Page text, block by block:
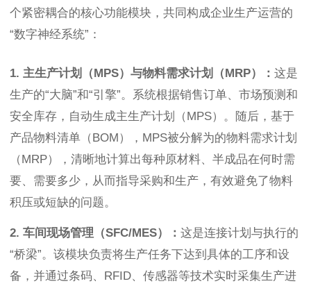
个紧密耦合的核心功能模块，共同构成企业生产运营的
“数字神经系统”：
1. 主生产计划（MPS）与物料需求计划（MRP）： 这是
生产的“大脑”和“引擎”。系统根据销售订单、市场预测和
安全库存，自动生成主生产计划（MPS）。随后，基于
产品物料清单（BOM），MPS被分解为的物料需求计划
（MRP），清晰地计算出每种原材料、半成品在何时需
要、需要多少，从而指导采购和生产，有效避免了物料
积压或短缺的问题。
2. 车间现场管理（SFC/MES）： 这是连接计划与执行的
“桥梁”。该模块负责将生产任务下达到具体的工序和设
备，并通过条码、RFID、传感器等技术实时采集生产进